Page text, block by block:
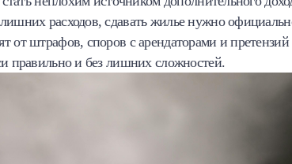
расходов, сдавать жилье нужно
от штрафов, споров с арендаторами и претензий
правильно и без лишних сложностей.